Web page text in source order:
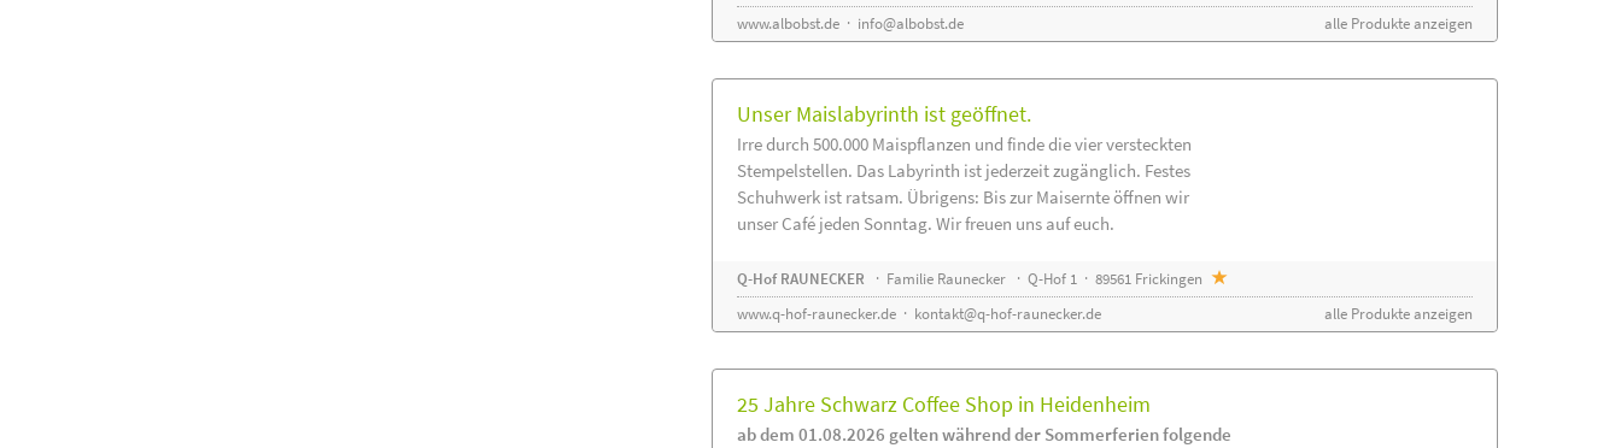
www.albobst.de· info@albobst.de alle Produkte anzeigen
Unser Maislabyrinth ist geöffnet.
Irre durch 500.000 Maispflanzen und finde die vier versteckten
Stempelstellen. Das Labyrinth ist jederzeit zugänglich. Festes
Schuhwerk ist ratsam. Übrigens: Bis zur Maisernte öffnen wir
unser Café jeden Sonntag. Wir freuen uns auf euch.
Q-Hof RAUNECKER
· Familie Raunecker · Q-Hof 1 · 89561 Frickingen
www.q-hof-raunecker.de· kontakt@q-hof-raunecker.de alle Produkte anzeigen
25 Jahre Schwarz Coffee Shop in Heidenheim
ab dem 01.08.2026 gelten während der Sommerferien folgende